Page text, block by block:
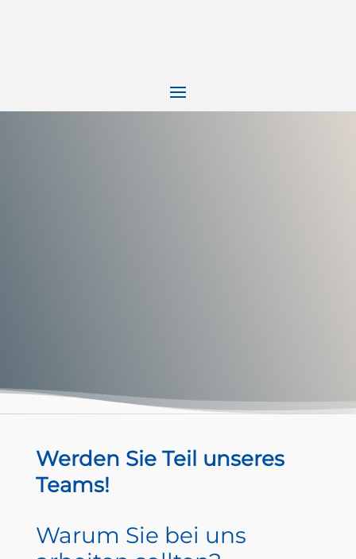
Werden Sie Teil unseres
Teams!
Warum Sie bei uns